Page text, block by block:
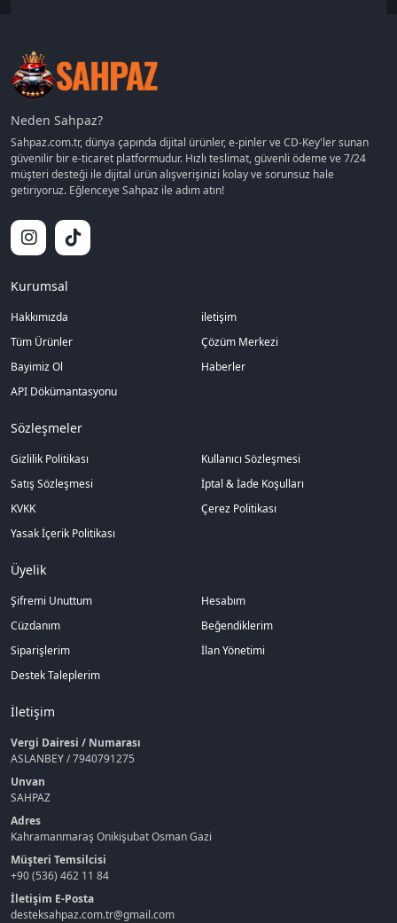
Neden Sahpaz?
Sahpaz.com.tr, dünya çapında dijital ürünler, e-pinler ve CD-Key'ler sunan
güvenilir bir e-ticaret platformudur. Hızlı teslimat, güvenli ödeme ve 7/24
müşteri desteği ile dijital ürün alışverişinizi kolay ve sorunsuz hale
getiriyoruz. Eğlenceye Sahpaz ile adım atın!
Kurumsal
Hakkımızda
iletişim
Tüm Ürünler
Çözüm Merkezi
Bayimiz Ol
Haberler
API Dökümantasyonu
Sözleşmeler
Gizlilik Politikası
Kullanıcı Sözleşmesi
Satış Sözleşmesi
İptal & İade Koşulları
KVKK
Çerez Politikası
Yasak İçerik Politikası
Üyelik
Şifremi Unuttum
Hesabım
Cüzdanım
Beğendiklerim
Siparişlerim
İlan Yönetimi
Destek Taleplerim
İletişim
Vergi Dairesi / Numarası
ASLANBEY / 7940791275
Unvan
SAHPAZ
Adres
Kahramanmaraş Onikişubat Osman Gazi
Müşteri Temsilcisi
+90 (536) 462 11 84
İletişim E-Posta
desteksahpaz.com.tr@gmail.com